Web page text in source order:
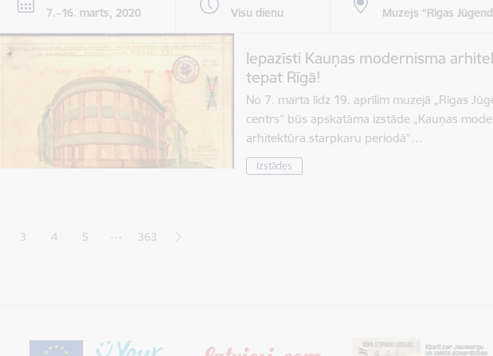
7.–16. marts, 2020 Visu dienu Muzejs “Rīgas
Iepazīsti Kauņas modernisma
tepat Rīgā!
No 7. marta līdz 19. aprīlim muzejā „Rīgas
centrs” būs apskatāma izstāde „Kauņas
arhitektūra starpkaru periodā”…
Izstādes
lapaLapa
3 Lapa
4 Lapa
5 … 363